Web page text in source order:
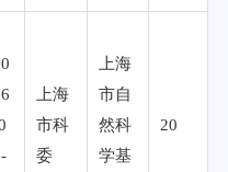
上海
市科
委
上海
市自
然科
学基
20